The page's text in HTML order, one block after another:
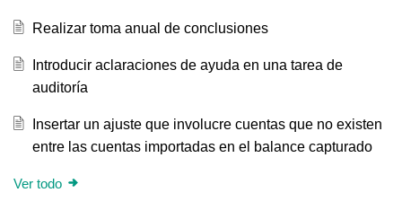
Realizar toma anual de conclusiones
Introducir aclaraciones de ayuda en una tarea de
auditoría
Insertar un ajuste que involucre cuentas que no existen
entre las cuentas importadas en el balance capturado
Ver todo